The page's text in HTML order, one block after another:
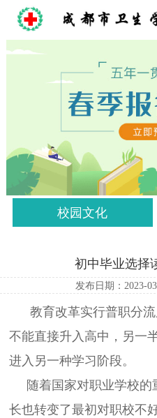
校园文化
初中毕业选择
发布日期：2023-
教育改革实行普职分流
不能直接升入高中，另一
进入另一种学习阶段。
随着国家对职业学校的
长也转变了最初对职校不